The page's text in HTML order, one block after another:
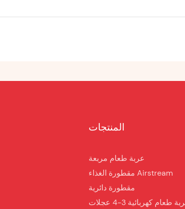
المنتجات
عربة طعام مربعة
مقطورة الغذاء Airstream
مقطورة دائرية
طعام كهربائية 3-4 عجلات